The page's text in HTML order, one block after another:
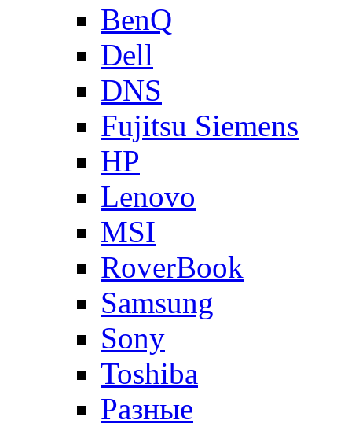
BenQ
Dell
DNS
Fujitsu Siemens
HP
Lenovo
MSI
RoverBook
Samsung
Sony
Toshiba
Разные